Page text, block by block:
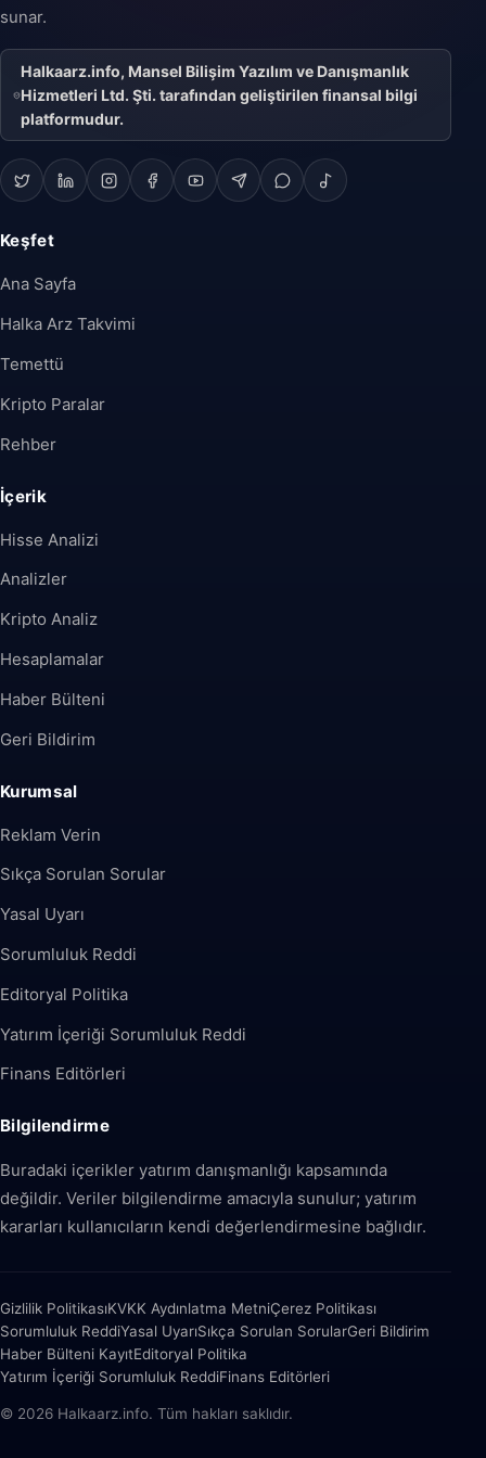
sunar.
Halkaarz.info, Mansel Bilişim Yazılım ve Danışmanlık
Hizmetleri Ltd. Şti. tarafından geliştirilen finansal bilgi
platformudur.
Keşfet
Ana Sayfa
Halka Arz Takvimi
Temettü
Kripto Paralar
Rehber
İçerik
Hisse Analizi
Analizler
Kripto Analiz
Hesaplamalar
Haber Bülteni
Geri Bildirim
Kurumsal
Reklam Verin
Sıkça Sorulan Sorular
Yasal Uyarı
Sorumluluk Reddi
Editoryal Politika
Yatırım İçeriği Sorumluluk Reddi
Finans Editörleri
Bilgilendirme
Buradaki içerikler yatırım danışmanlığı kapsamında
değildir. Veriler bilgilendirme amacıyla sunulur; yatırım
kararları kullanıcıların kendi değerlendirmesine bağlıdır.
Gizlilik PolitikasıKVKK Aydınlatma MetniÇerez Politikası
Sorumluluk ReddiYasal UyarıSıkça Sorulan SorularGeri Bildirim
Haber Bülteni KayıtEditoryal Politika
Yatırım İçeriği Sorumluluk ReddiFinans Editörleri
© 2026 Halkaarz.info. Tüm hakları saklıdır.